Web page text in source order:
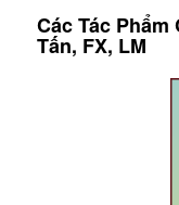
Các Tác Phẩm
Tấn, FX, LM